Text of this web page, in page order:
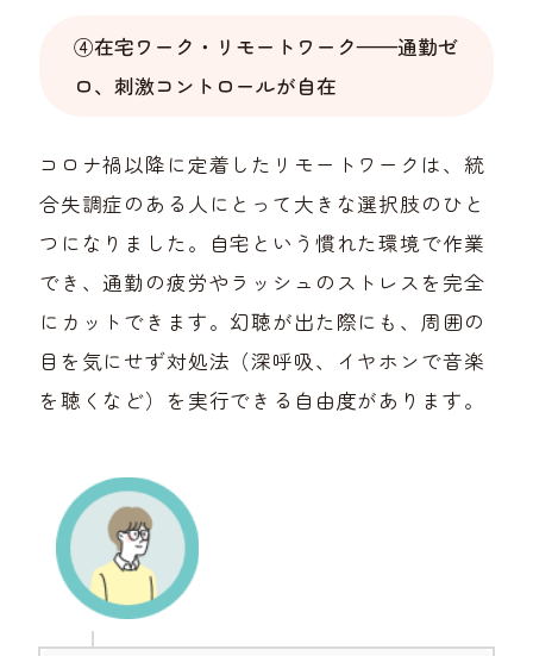
④在宅ワーク・リモートワーク——通勤ゼ
ロ、刺激コントロールが自在
コロナ禍以降に定着したリモートワークは、統
合失調症のある人にとって大きな選択肢のひと
つになりました。自宅という慣れた環境で作業
でき、通勤の疲労やラッシュのストレスを完全
にカットできます。幻聴が出た際にも、周囲の
目を気にせず対処法（深呼吸、イヤホンで音楽
を聴くなど）を実行できる自由度があります。